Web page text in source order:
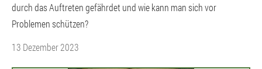
durch das Auftreten gefährdet und wie kann man sich vor
Problemen schützen?
13 Dezember 2023